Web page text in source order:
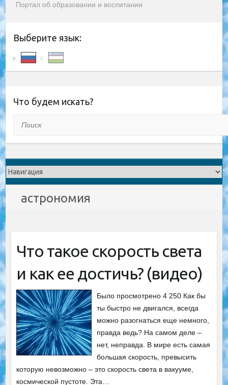
Портал об образовании и воспитании
Выберите язык:
Что будем искать?
астрономия
Что такое скорость света
и как ее достичь? (видео)
Было просмотрено 4 250 Как бы
ты быстро не двигался, всегда
можно разогнаться еще немного,
правда ведь? На самом деле –
нет, неправда. В мире есть самая
большая скорость, превысить
которую невозможно – это скорость света в вакууме,
космической пустоте. Эта…